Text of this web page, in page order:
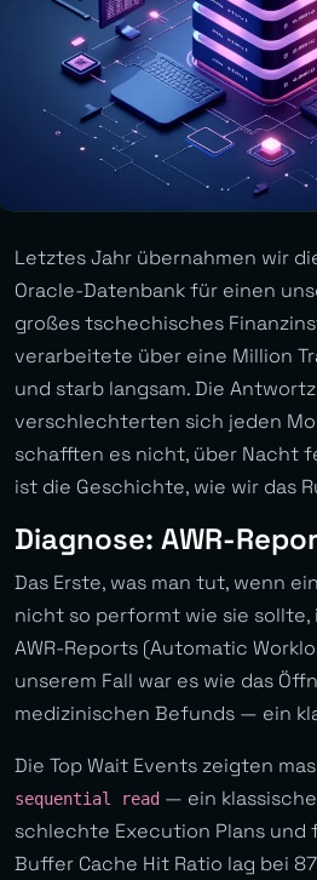
Letztes Jahr übernahmen wir
Oracle-Datenbank für einen
großes tschechisches
verarbeitete über eine Million
und starb langsam. Die
verschlechterten sich jeden
schafften es nicht, über Nacht
ist die Geschichte, wie wir das
Diagnose: AWR-
Das Erste, was man tut, wenn
nicht so performt wie sie sollte,
AWR-Reports (Automatic
unserem Fall war es wie das
medizinischen Befunds — ein
Die Top Wait Events zeigten
sequential read — ein
schlechte Execution Plans und
Buffer Cache Hit Ratio lag bei 87